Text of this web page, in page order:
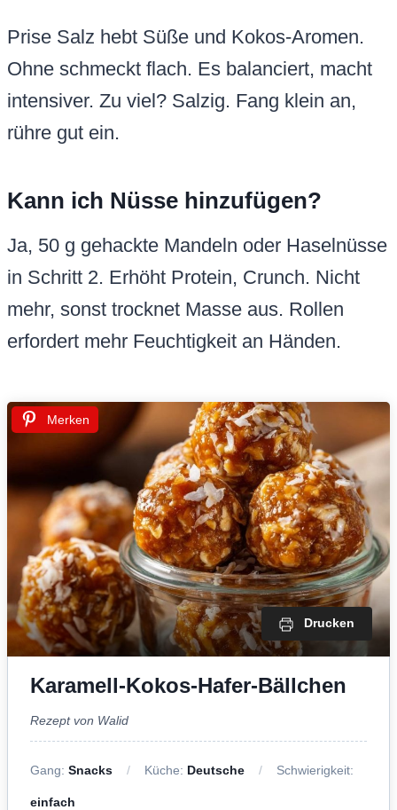
Prise Salz hebt Süße und Kokos-Aromen.
Ohne schmeckt flach. Es balanciert, macht
intensiver. Zu viel? Salzig. Fang klein an,
rühre gut ein.
Kann ich Nüsse hinzufügen?
Ja, 50 g gehackte Mandeln oder Haselnüsse
in Schritt 2. Erhöht Protein, Crunch. Nicht
mehr, sonst trocknet Masse aus. Rollen
erfordert mehr Feuchtigkeit an Händen.
Merken
Drucken
Karamell-Kokos-Hafer-Bällchen
Rezept von Walid
Gang: Snacks Küche: Deutsche Schwierigkeit:
einfach